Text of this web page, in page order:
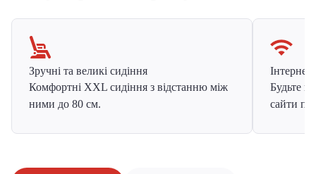
Зручні та великі сидіння
Комфортні XXL сидіння з відстанню між
ними до 80 см.
Інтернет
Будьте
сайти